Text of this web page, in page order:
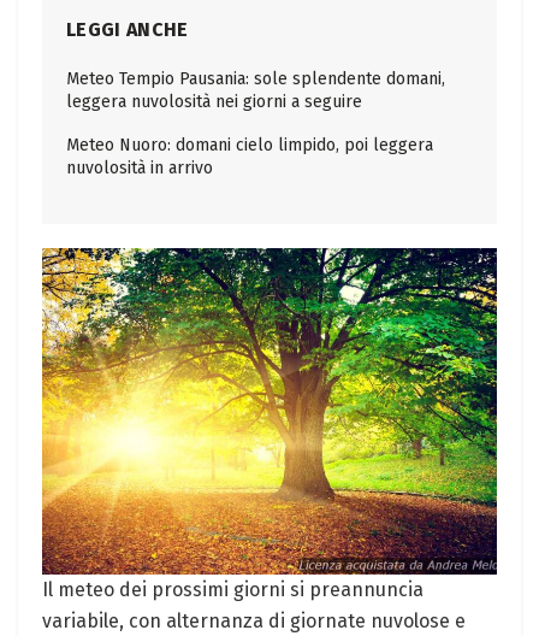
LEGGI ANCHE
Meteo Tempio Pausania: sole splendente domani,
leggera nuvolosità nei giorni a seguire
Meteo Nuoro: domani cielo limpido, poi leggera
nuvolosità in arrivo
Il meteo dei prossimi ⁢giorni ⁤si ‌preannuncia
variabile, con alternanza di giornate nuvolose e